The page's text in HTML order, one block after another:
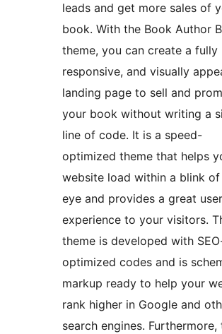
leads and get more sales of
book. With the Book Author
theme, you can create a fully
responsive, and visually
landing page to sell and
your book without writing a
line of code. It is a speed-
optimized theme that helps
website load within a blink of
eye and provides a great user
experience to your visitors.
theme is developed with
optimized codes and is
markup ready to help your
rank higher in Google and
search engines. Furthermore,